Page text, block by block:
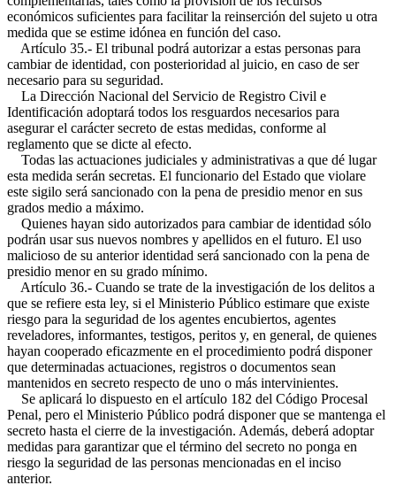
económicos suficientes para facilitar la reinserción del sujeto u otra
medida que se estime idónea en función del caso.
Artículo 35.- El tribunal podrá autorizar a estas personas para
cambiar de identidad, con posterioridad al juicio, en caso de ser
necesario para su seguridad.
La Dirección Nacional del Servicio de Registro Civil e
Identificación adoptará todos los resguardos necesarios para
asegurar el carácter secreto de estas medidas, conforme al
reglamento que se dicte al efecto.
Todas las actuaciones judiciales y administrativas a que dé lugar
esta medida serán secretas. El funcionario del Estado que violare
este sigilo será sancionado con la pena de presidio menor en sus
grados medio a máximo.
Quienes hayan sido autorizados para cambiar de identidad sólo
podrán usar sus nuevos nombres y apellidos en el futuro. El uso
malicioso de su anterior identidad será sancionado con la pena de
presidio menor en su grado mínimo.
Artículo 36.- Cuando se trate de la investigación de los delitos a
que se refiere esta ley, si el Ministerio Público estimare que existe
riesgo para la seguridad de los agentes encubiertos, agentes
reveladores, informantes, testigos, peritos y, en general, de quienes
hayan cooperado eficazmente en el procedimiento podrá disponer
que determinadas actuaciones, registros o documentos sean
mantenidos en secreto respecto de uno o más intervinientes.
Se aplicará lo dispuesto en el artículo 182 del Código Procesal
Penal, pero el Ministerio Público podrá disponer que se mantenga el
secreto hasta el cierre de la investigación. Además, deberá adoptar
medidas para garantizar que el término del secreto no ponga en
riesgo la seguridad de las personas mencionadas en el inciso
anterior.